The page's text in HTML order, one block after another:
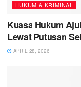
HUKUM & KRIMINAL
Kuasa Hukum
Lewat Putusan
APRIL 28, 2026